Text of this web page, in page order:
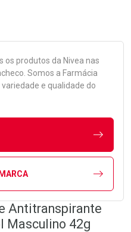
os produtos da Nivea nas
Somos a Farmácia
e qualidade do
Antitranspirante
Masculino 42g